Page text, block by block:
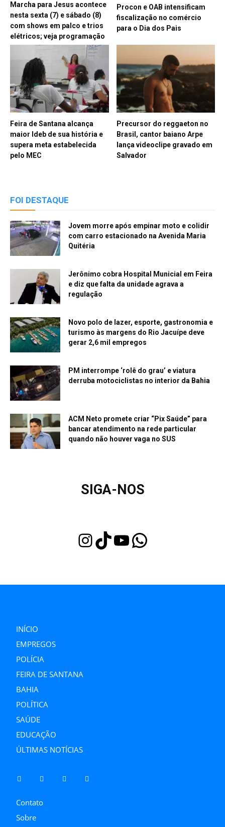
Marcha para Jesus acontece
nesta sexta (7) e sábado (8)
com shows em palco e trios
elétricos; veja programação
Procon e OAB intensificam
fiscalização no comércio
para o Dia dos Pais
Feira de Santana alcança
maior Ideb de sua história e
supera meta estabelecida
pelo MEC
Precursor do reggaeton no
Brasil, cantor baiano Arpe
lança videoclipe gravado em
Salvador
FOI DESTAQUE
Jovem morre após empinar moto e colidir
com carro estacionado na Avenida Maria
Quitéria
Jerônimo cobra Hospital Municial em Feira
e diz que falta da unidade agrava a
regulação
Novo polo de lazer, esporte, gastronomia e
turismo às margens do Rio Jacuípe deve
gerar 2,6 mil empregos
PM interrompe ‘rolê do grau’ e viatura
derruba motociclistas no interior da Bahia
ACM Neto promete criar “Pix Saúde” para
bancar atendimento na rede particular
quando não houver vaga no SUS
SIGA-NOS
InstagramTikTok Youtube WhatsApp
INÍCIO
EMPREGOS
POLÍCIA
FEIRA DE SANTANA
BAHIA
POLÍTICA
SAÚDE
EDUCAÇÃO
ÚLTIMAS NOTÍCIAS
Contato
Sobre